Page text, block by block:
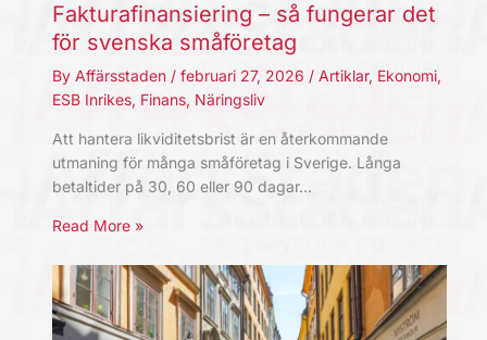
Fakturafinansiering – så fungerar det
för svenska småföretag
By Affärsstaden / februari 27, 2026 / Artiklar, Ekonomi,
ESB Inrikes, Finans, Näringsliv
Att hantera likviditetsbrist är en återkommande
utmaning för många småföretag i Sverige. Långa
betaltider på 30, 60 eller 90 dagar…
Read More »